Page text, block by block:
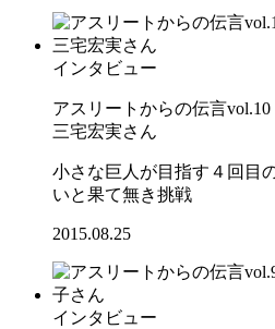
インタビュー
アスリートからの伝言
三宅宏実さん
小さな巨人が目指す４回目
いと果て無き挑戦
2015.08.25
インタビュー